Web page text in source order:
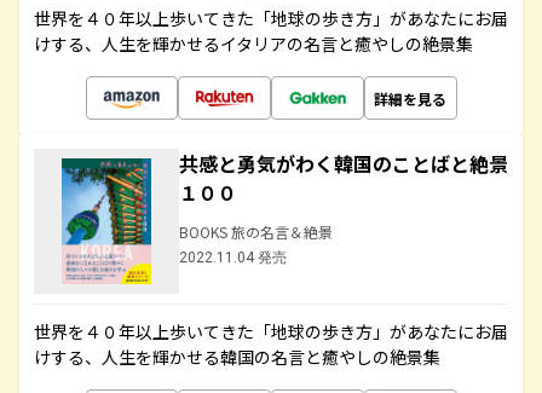
世界を４０年以上歩いてきた「地球の歩き方」があなたにお届
けする、人生を輝かせるイタリアの名言と癒やしの絶景集
詳細を見る
共感と勇気がわく韓国のことばと絶景
１００
BOOKS 旅の名言＆絶景
2022.11.04 発売
世界を４０年以上歩いてきた「地球の歩き方」があなたにお届
けする、人生を輝かせる韓国の名言と癒やしの絶景集